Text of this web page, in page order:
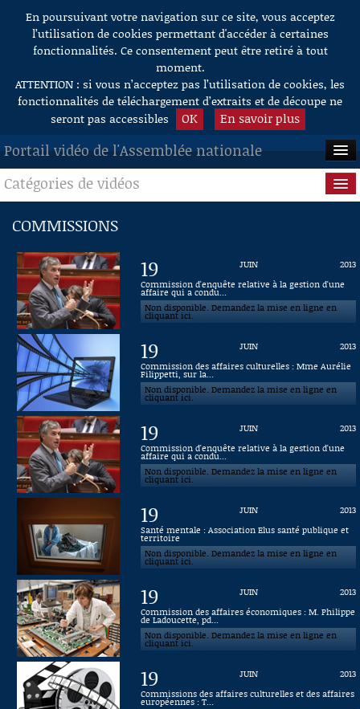
Aller au contenu
En poursuivant votre navigation sur ce site, vous acceptez
l’utilisation de cookies permettant d'accéder à certaines
fonctionnalités. Ce consentement peut être retiré à tout
moment.
ATTENTION : si vous n’acceptez pas l’utilisation de cookies, les
fonctionnalités de téléchargement d’extraits et de découpe ne
seront pas accessibles
OK En savoir plus
Portail vidéo de l'Assemblée nationale
ACCUEIL
EN DIRECT
À LA DEMANDE
RECHERCHE
AIDE À LA DÉCOUPE
DE VIDÉOS
Catégories de vidéos
Questions au Gouvernement
Commissions
Présidence
Évènements
Connaissance, Histoire
COMMISSIONS
19 JUIN
2013
Commission d'enquête relative à la gestion d'une
affaire qui a condu...
Non disponible. Demandez la mise en ligne en
cliquant ici.
19 JUIN
2013
Commission des affaires culturelles : Mme Aurélie
Filippetti, sur la...
Non disponible. Demandez la mise en ligne en
cliquant ici.
19 JUIN
2013
Commission d'enquête relative à la gestion d'une
affaire qui a condu...
Non disponible. Demandez la mise en ligne en
cliquant ici.
19 JUIN
2013
Santé mentale : Association Elus santé publique et
territoire
Non disponible. Demandez la mise en ligne en
cliquant ici.
19 JUIN
2013
Commission des affaires économiques : M. Philippe
de Ladoucette, pd...
Non disponible. Demandez la mise en ligne en
cliquant ici.
19 JUIN
2013
Commissions des affaires culturelles et des affaires
européennes : T...